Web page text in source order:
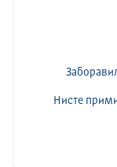
Нисте